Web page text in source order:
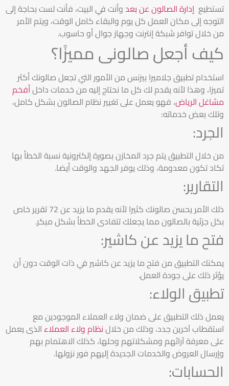
تستطيع إدارة الصالون عن بعدوأنت في البيت، فأنت لست بحاجة إلى
التوجه إلى مكان العمل كل يوم والبقاء كامل الوقت، ويتم الأمر
من خلال توافر شبكة إنترنت وجهاز جوال أو حاسوب.
كيف أجعل صالونى مميزًا؟
استخدام تطبيق جلاميرا بيزنس من الأمور التي تجعل صالونك أكثر
تميزا، وهذا لأنه يقدم لك كل ما نحتاج إليه من خدمات داخلأفخم
مشاغل الرياض، فهو يعمل على تغيير نظام الصالون بشكل كامل،
وتلك بعض خدماته:
الجرد:
من خلال التطبيق يتم جرد المخازن بصورة إلكترونية نسبة الخطأ بها
تكاد تكون معدومة، وذلك يوفر الجهد والوقت أيضا.
التقارير:
ذلك الأمر يحسن صالونك كثيرا لأنه يقدم ما يزيد عن 72 تقرير خاص
بكل جزئية بالصالون مما يجعلك تتفادى الخطأ بشكل مبكر.
فتح ما يزيد عن كاشير:
يمكنك التطبيق من فتح ما يزيد عن كاشير في ذات الوقت دون أن
يؤثر ذلك على جودة العمل.
تطبيق الولاء:
يعمل ذلك التطبيق على ضمان ولاء العملاء الموجودين مع
استقطاب آخرين جدد، وذلك من خلالنظام ولاء العملاءالذى يعمل
علىمعرفة آرائهم ومشكلاتهم وحلها، كذلك الاهتمام بهم
وإرسال العروض والخدمات الجديدة إليهم فور نزولها.
الحسابات: